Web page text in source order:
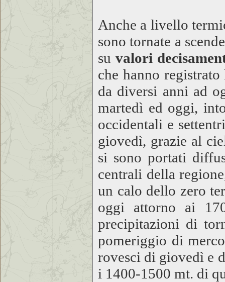
Anche a livello
sono tornate a
suvalori
che hanno
da diversi anni ad
martedì ed oggi,
occidentali e
giovedì, grazie al
si sono portati
centrali della
un calo dello zero
oggi attorno ai
precipitazioni di
pomeriggio di
rovesci di giovedì e
i 1400-1500 mt. di